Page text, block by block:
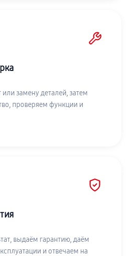
замену деталей, затем
проверяем функции и
выдаём гарантию, даём
и отвечаем на